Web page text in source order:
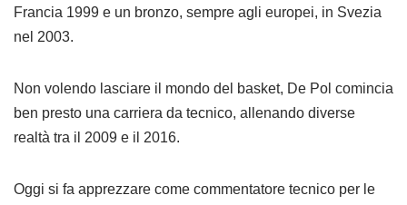
Francia 1999 e un bronzo, sempre agli europei, in Svezia
nel 2003.
Non volendo lasciare il mondo del basket, De Pol comincia
ben presto una carriera da tecnico, allenando diverse
realtà tra il 2009 e il 2016.
Oggi si fa apprezzare come commentatore tecnico per le